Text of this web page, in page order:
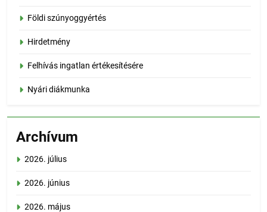
Földi szúnyoggyértés
Hirdetmény
Felhívás ingatlan értékesítésére
Nyári diákmunka
Archívum
2026. július
2026. június
2026. május